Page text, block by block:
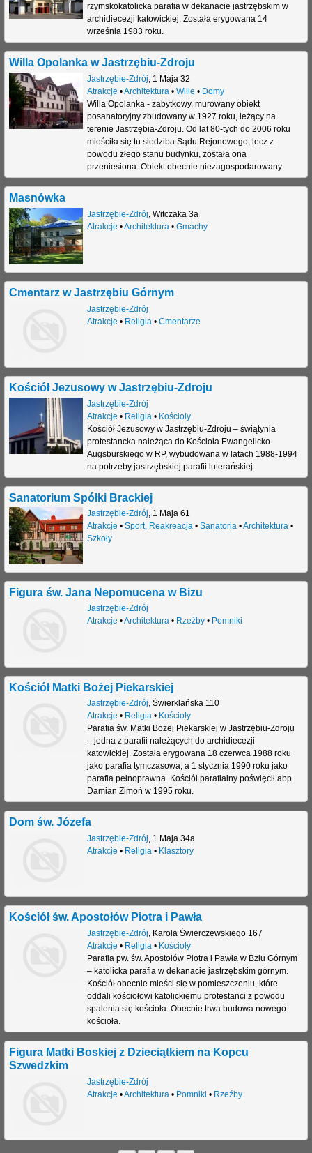
rzymskokatolicka parafia w dekanacie jastrzębskim w
archidiecezji katowickiej. Została erygowana 14
września 1983 roku.
Willa Opolanka w Jastrzębiu-Zdroju
Jastrzębie-Zdrój 1 Maja 32
Atrakcje •Architektura • Wille • Domy
Willa Opolanka - zabytkowy, murowany obiekt
posanatoryjny zbudowany w 1927 roku, leżący na
terenie Jastrzębia-Zdroju. Od lat 80-tych do 2006 roku
mieściła się tu siedziba Sądu Rejonowego, lecz z
powodu złego stanu budynku, została ona
przeniesiona. Obiekt obecnie niezagospodarowany.
Masnówka
Jastrzębie-Zdrój Witczaka 3a
Atrakcje •Architektura • Gmachy
Cmentarz w Jastrzębiu Górnym
Jastrzębie-Zdrój
Atrakcje • Religia • Cmentarze
Kościół Jezusowy w Jastrzębiu-Zdroju
Jastrzębie-Zdrój
Atrakcje • Religia • Kościoły
Kościół Jezusowy w Jastrzębiu-Zdroju – świątynia
protestancka należąca do Kościoła Ewangelicko-
Augsburskiego w RP, wybudowana w latach 1988-1994
na potrzeby jastrzębskiej parafii luterańskiej.
Sanatorium Spółki Brackiej
Jastrzębie-Zdrój, 1 Maja 61
Atrakcje • Sport, Reakreacja• Sanatoria•Architektura•
Szkoły
Figura św. Jana Nepomucena w Bizu
Jastrzębie-Zdrój
Atrakcje •Architektura• Rzeźby• Pomniki
Kościół Matki Bożej Piekarskiej
Jastrzębie-Zdrój, Świerklańska 110
Atrakcje • Religia• Kościoły
Parafia św. Matki Bożej Piekarskiej w Jastrzębiu-Zdroju
– jedna z parafii należących do archidiecezji
katowickiej. Została erygowana 18 czerwca 1988 roku
jako parafia tymczasowa, a 1 stycznia 1990 roku jako
parafia pełnoprawna. Kościół parafialny poświęcił abp
Damian Zimoń w 1995 roku.
Dom św. Józefa
Jastrzębie-Zdrój, 1 Maja 34a
Atrakcje • Religia• Klasztory
Kościół św. Apostołów Piotra i Pawła
Jastrzębie-Zdrój, Karola Świerczewskiego 167
Atrakcje • Religia• Kościoły
Parafia pw. św. Apostołów Piotra i Pawła w Bziu Górnym
– katolicka parafia w dekanacie jastrzębskim górnym.
Kościół obecnie mieści się w pomieszczeniu, które
oddali kościołowi katolickiemu protestanci z powodu
spalenia się kościoła. Obecnie trwa budowa nowego
kościoła.
Figura Matki Boskiej z Dzieciątkiem na Kopcu
Szwedzkim
Jastrzębie-Zdrój
Atrakcje •Architektura• Pomniki • Rzeźby